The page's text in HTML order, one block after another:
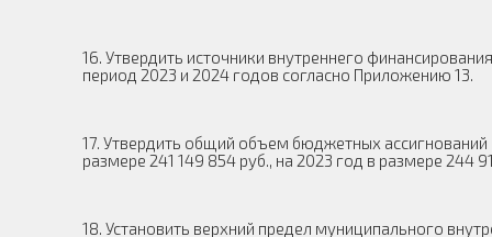
16. Утвердить источники внутреннего
период 2023 и 2024 годов согласно Приложению 13.
17. Утвердить общий объем бюджетных
размере 241 149 854 руб., на 2023 год в размере 244
18. Установить верхний предел муниципального